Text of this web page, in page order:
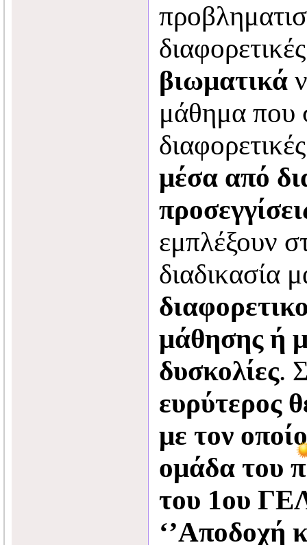
βιωματικά
μάθημα που
μέσα από
εμπλέξουν
διαδικασία
μάθησης ή
δυσκολίες.
ευρύτερος
με τον
ομάδα του
του 1ου
‘’Αποδοχή